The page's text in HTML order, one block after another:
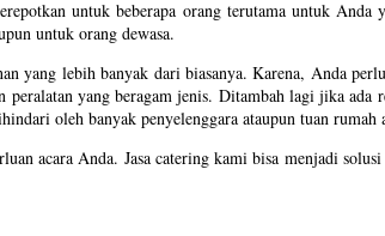
untuk beberapa orang terutama untuk
untuk orang dewasa.
yang lebih banyak dari biasanya. Karena, Anda
yang beragam jenis. Ditambah lagi jika
oleh banyak penyelenggara ataupun tuan rumah
acara Anda. Jasa catering kami bisa menjadi